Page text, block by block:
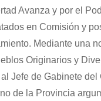
Avanza y por el
en Comisión y
Mediante una
Originarios y
Jefe de Gabinete del
de la Provincia